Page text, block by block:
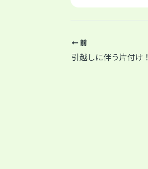
前
引越しに伴う片付け！